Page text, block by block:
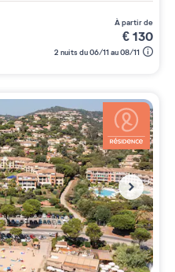
à partir de
€130
2 nuits du 06/11 au 08/11